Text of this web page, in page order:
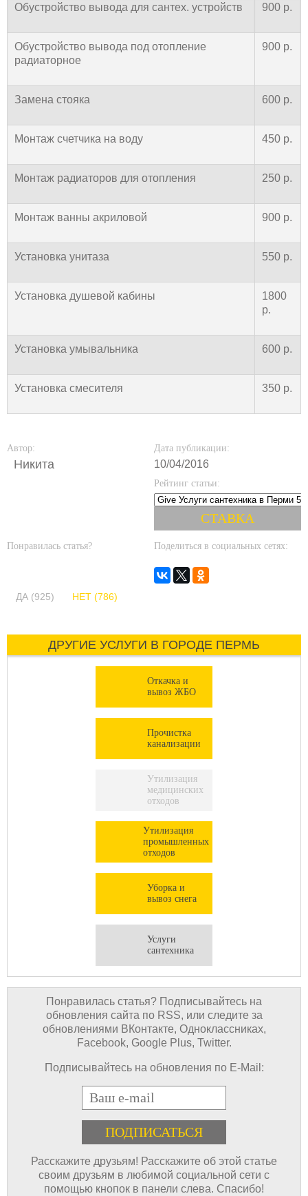
Обустройство вывода для сантех. устройств 900 р.
Обустройство вывода под отопление
радиаторное
900 р.
Замена стояка 600 р.
Монтаж счетчика на воду 450 р.
Монтаж радиаторов для отопления 250 р.
Монтаж ванны акриловой 900 р.
Установка унитаза 550 р.
Установка душевой кабины
1800
р.
Установка умывальника 600 р.
Установка смесителя 350 р.
Автор:
Никита
Дата публикации:
10/04/2016
Рейтинг статьи:
Понравилась статья?
ДА (925) НЕТ (786)
Поделиться в социальных сетях:
ДРУГИЕ УСЛУГИ В ГОРОДЕ ПЕРМЬ
Откачка и
вывоз ЖБО
Прочистка
канализации
Утилизация
медицинских
отходов
Утилизация
промышленных
отходов
Уборка и
вывоз снега
Услуги
сантехника
Понравилась статья? Подписывайтесь на
обновления сайта по RSS, или следите за
обновлениями ВКонтакте, Одноклассниках,
Facebook, Google Plus, Twitter.
Подписывайтесь на обновления по E-Mail:
E-mail
Расскажите друзьям! Расскажите об этой статье
своим друзьям в любимой социальной сети с
помощью кнопок в панели слева. Спасибо!